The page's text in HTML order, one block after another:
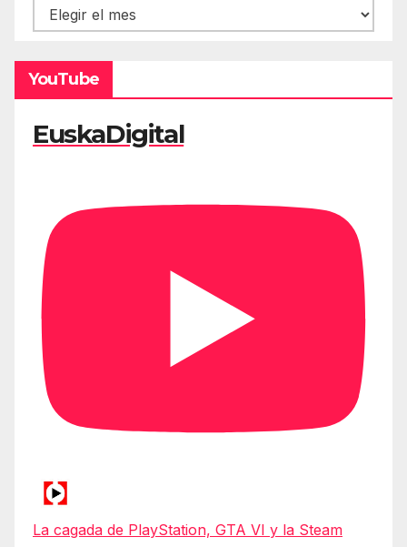
Hemeroteca
YouTube
EuskaDigital
La cagada de PlayStation, GTA VI y la Steam